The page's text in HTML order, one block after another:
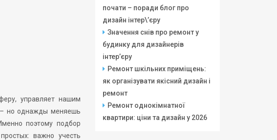
управляет нашим
– но однажды меняешь
поэтому подбор
важно учесть
почати – поради блог про
дизайн інтер\’єру
Значення снів про ремонт у
будинку для дизайнерів
інтер’єру
Ремонт шкільних приміщень:
як організувати якісний дизайн і
ремонт
Ремонт однокімнатної
квартири: ціни та дизайн у 2026